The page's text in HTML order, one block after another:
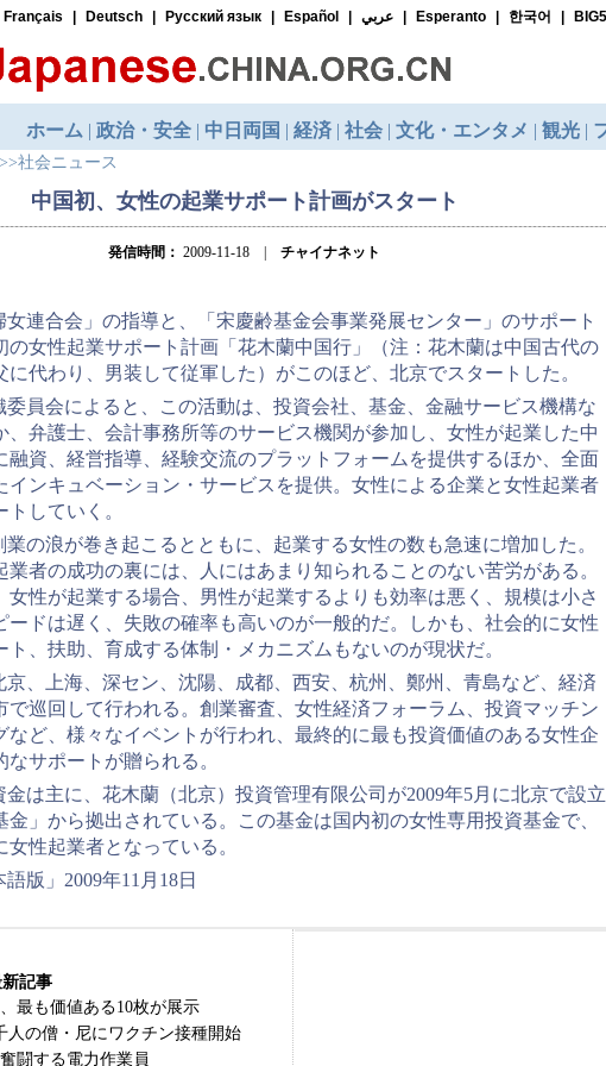
>>社会ニュース
中国初、女性の起業サポート計画がスタート
発信時間： 2009-11-18 | チャイナネット
女連合会」の指導と、「宋慶齢基金会事業発展センター」のサポート
の女性起業サポート計画「花木蘭中国行」（注：花木蘭は中国古代の
に代わり、男装して従軍した）がこのほど、北京でスタートした。
委員会によると、この活動は、投資会社、基金、金融サービス機構な
、弁護士、会計事務所等のサービス機関が参加し、女性が起業した中
融資、経営指導、経験交流のプラットフォームを提供するほか、全面
インキュベーション・サービスを提供。女性による企業と女性起業者
していく。
業の浪が巻き起こるとともに、起業する女性の数も急速に増加した。
業者の成功の裏には、人にはあまり知られることのない苦労がある。
女性が起業する場合、男性が起業するよりも効率は悪く、規模は小さ
ードは遅く、失敗の確率も高いのが一般的だ。しかも、社会的に女性
ト、扶助、育成する体制・メカニズムもないのが現状だ。
京、上海、深セン、沈陽、成都、西安、杭州、鄭州、青島など、経済
で巡回して行われる。創業審査、女性経済フォーラム、投資マッチン
など、様々なイベントが行われ、最終的に最も投資価値のある女性企
なサポートが贈られる。
金は主に、花木蘭（北京）投資管理有限公司が2009年5月に北京で設立
金」から拠出されている。この基金は国内初の女性専用投資基金で、
性起業者となっている。
語版」2009年11月18日
記事
最も価値ある10枚が展示
の僧・尼にワクチン接種開始
闘する電力作業員